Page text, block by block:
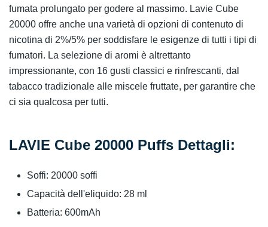
fumata prolungato per godere al massimo. Lavie Cube
20000 offre anche una varietà di opzioni di contenuto di
nicotina di 2%/5% per soddisfare le esigenze di tutti i tipi di
fumatori. La selezione di aromi è altrettanto
impressionante, con 16 gusti classici e rinfrescanti, dal
tabacco tradizionale alle miscele fruttate, per garantire che
ci sia qualcosa per tutti.
LAVIE Cube 20000 Puffs Dettagli:
Soffi: 20000 soffi
Capacità dell'eliquido: 28 ml
Batteria: 600mAh